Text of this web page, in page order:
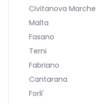
Civitanova Marche
Malta
Fasano
Terni
Fabriano
Cantarana
Forli'